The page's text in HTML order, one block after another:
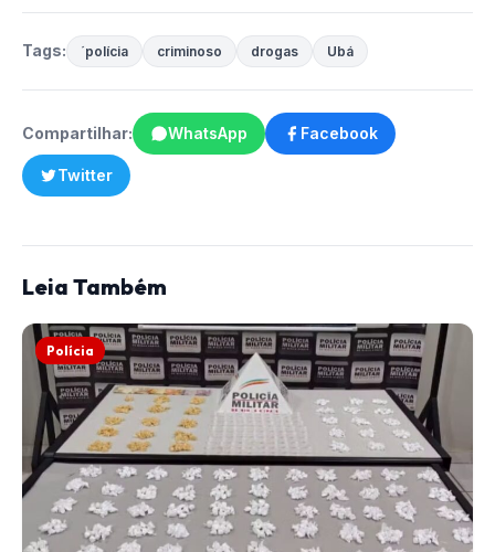
Tags: ´polícia criminoso drogas Ubá
Compartilhar: WhatsApp Facebook
Twitter
Leia Também
Polícia